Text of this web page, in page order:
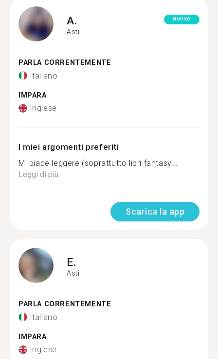
A.
Asti
NUOVO
PARLA CORRENTEMENTE
Italiano
IMPARA
Inglese
I miei argomenti preferiti
Mi piace leggere (soprattutto libri fantasy...
Leggi di più
Scarica la app
E.
Asti
PARLA CORRENTEMENTE
Italiano
IMPARA
Inglese